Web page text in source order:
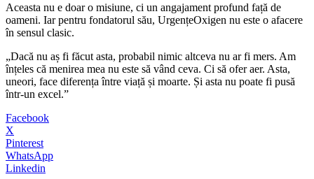
Aceasta nu e doar o misiune, ci un angajament profund față de
oameni. Iar pentru fondatorul său, UrgențeOxigen nu este o afacere
în sensul clasic.
„Dacă nu aș fi făcut asta, probabil nimic altceva nu ar fi mers. Am
înțeles că menirea mea nu este să vând ceva. Ci să ofer aer. Asta,
uneori, face diferența între viață și moarte. Și asta nu poate fi pusă
într-un excel.”
Facebook
X
Pinterest
WhatsApp
Linkedin